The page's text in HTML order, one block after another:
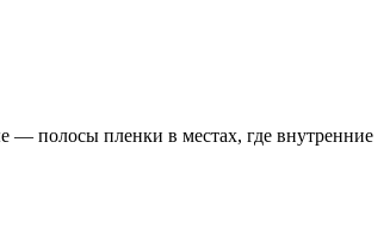
— полосы пленки в местах, где внутренние